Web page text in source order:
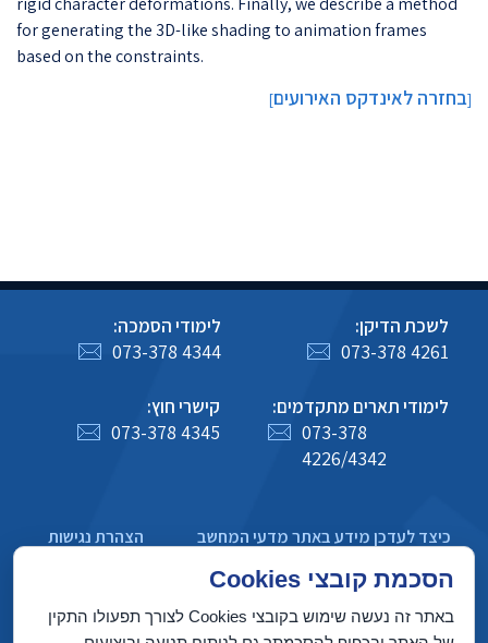
for generating the 3D-like shading to animation frames
based on the constraints.
[בחזרה לאינדקס האירועים]
לשכת הדיקן:
073-378 4261
לימודי הסמכה:
073-378 4344
לימודי תארים מתקדמים:
073-378
4226/4342
קישרי חוץ:
073-378 4345
כיצד לעדכן מידע באתר מדעי המחשב
הצהרת נגישות
מדיניות פרטיות הסכמת קובצי Cookies
באתר זה נעשה שימוש בקובצי Cookies לצורך תפעולו התקין